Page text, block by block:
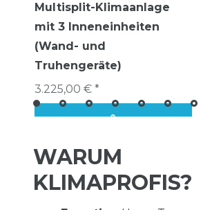
Multisplit-Klimaanlage
mit 3 Inneneinheiten
(Wand- und
Truhengeräte)
3.225,00 € *
WARUM
KLIMAPROFIS?